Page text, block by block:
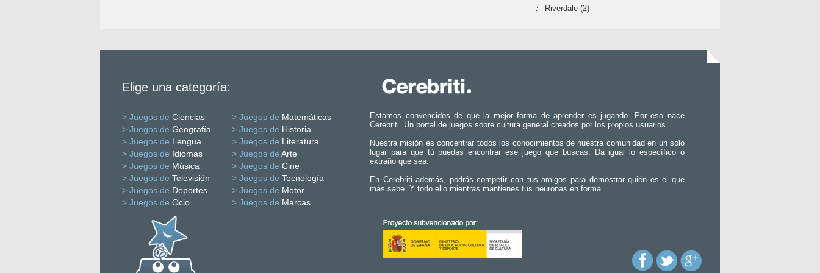
Riverdale (2)
Elige una categoría:
> Juegos de Ciencias > Juegos de Matemáticas
> Juegos de Geografía > Juegos de Historia
> Juegos de Lengua > Juegos de Literatura
> Juegos de Idiomas > Juegos de Arte
> Juegos de Música > Juegos de Cine
> Juegos de Televisión > Juegos de Tecnología
> Juegos de Deportes > Juegos de Motor
> Juegos de Ocio > Juegos de Marcas
Estamos convencidos de que la mejor forma de aprender es jugando. Por eso nace
Cerebriti. Un portal de juegos sobre cultura general creados por los propios usuarios.
Nuestra misión es concentrar todos los conocimientos de nuestra comunidad en un solo
lugar para que tú puedas encontrar ese juego que buscas. Da igual lo específico o
extraño que sea.
En Cerebriti además, podrás competir con tus amigos para demostrar quién es el que
más sabe. Y todo ello mientras mantienes tus neuronas en forma.